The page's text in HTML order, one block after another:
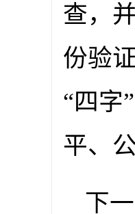
查，
份验
“四字
平、
下